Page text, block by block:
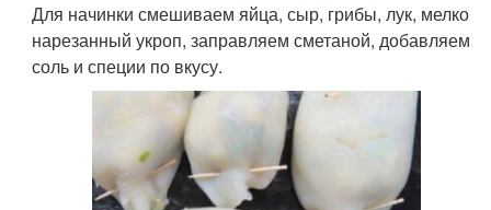
Для начинки смешиваем яйца, сыр, грибы, лук, мелко
нарезанный укроп, заправляем сметаной, добавляем
соль и специи по вкусу.